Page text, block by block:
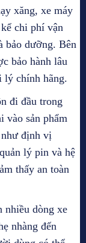
xăng, xe máy
chi phí vận
bảo dưỡng. Bên
bảo hành lâu
lý chính hãng.
đi đầu trong
vào sản phẩm
định vị
lý pin và hệ
thấy an toàn
nhiều dòng xe
nhàng đến